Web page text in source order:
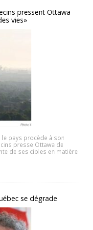
pressent Ottawa
vies»
le pays procède à son
presse Ottawa de
de ses cibles en matière
se dégrade